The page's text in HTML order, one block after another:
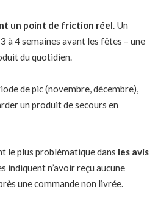
un point de friction réel. Un
à 4 semaines avant les fêtes – une
du quotidien.
de pic (novembre, décembre),
un produit de secours en
le plus problématique dans les avis
indiquent n’avoir reçu aucune
une commande non livrée.